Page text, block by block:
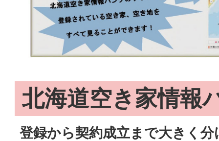
北海道空き家情報
登録から契約成立まで大きく